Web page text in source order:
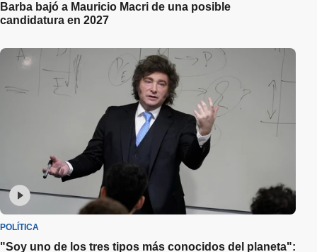
Barba bajó a Mauricio Macri de una posible
candidatura en 2027
POLÍTICA
"Soy uno de los tres tipos más conocidos del planeta":